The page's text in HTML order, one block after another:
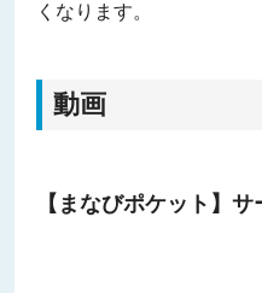
くなります。
動画
【まなびポケット】